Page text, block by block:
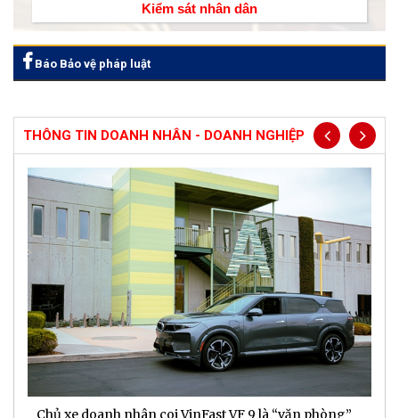
Kiểm sát nhân dân
Báo Bảo vệ pháp luật
THÔNG TIN DOANH NHÂN - DOANH NGHIỆP
Chủ xe doanh nhân coi VinFast VF 9 là “văn phòng”